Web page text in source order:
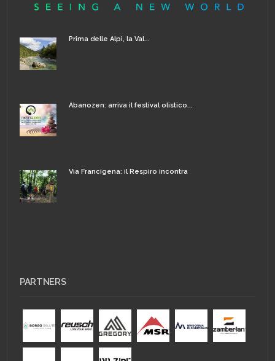
Prima delle Alpi, la Val...
Abanozen: arriva il festival olistico...
Via Francigena: il Respiro incontra
PARTNERS